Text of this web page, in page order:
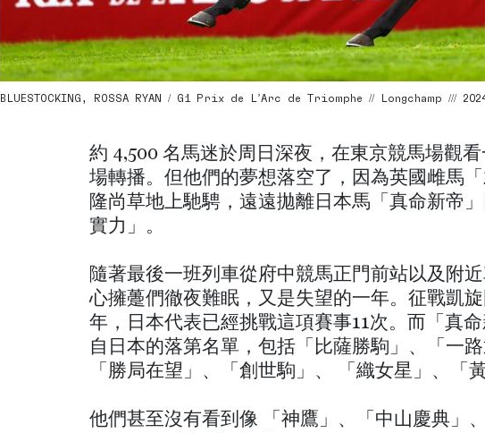
BLUESTOCKING, ROSSA RYAN / G1 Prix de L’Arc de Triomphe // Longchamp ///
約 4,500 名馬迷於周日深夜，在東京競馬場觀
場轉播。但他們的夢想落空了，因為英國雌馬
隆尚草地上馳騁，遠遠拋離日本馬「真命新帝
實力」。
隨著最後一班列車從府中競馬正門前站以及附
心擁躉們徹夜難眠，又是失望的一年。征戰凱
年，日本代表已經挑戰這項賽事11次。而「真
自日本的落第名單，包括「比薩勝駒」、「一路
「勝局在望」、「創世駒」、 「織女星」、「
他們甚至沒有看到像 「神鷹」、「中山慶典」